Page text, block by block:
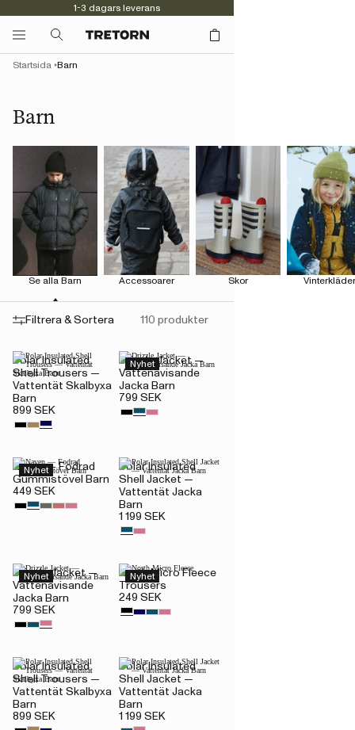
1-3 dagars leverans
Barn
Startsida Barn
Se alla Barn Accessoarer Skor Vinterkläder
Filtrera & Sortera 110 produkter
Polar Insulated
Shell Trousers —
Vattentät Skalbyxa
Barn
899 SEK
Nyhet
Drizzle Jacket —
Vattenavisande
Jacka Barn
799 SEK
Nyhet
Naven — Fodrad
Gummistövel Barn
449 SEK
Polar Insulated
Shell Jacket —
Vattentät Jacka
Barn
1 199 SEK
Nyhet
Drizzle Jacket —
Vattenavisande
Jacka Barn
799 SEK
Nyhet
North Micro Fleece
Trousers
249 SEK
Polar Insulated
Shell Trousers —
Vattentät Skalbyxa
Barn
899 SEK
Polar Insulated
Shell Jacket —
Vattentät Jacka
Barn
1 199 SEK